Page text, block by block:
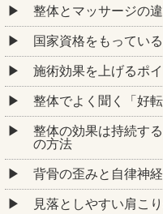
整体とマッサージの
国家資格をもってい
施術効果を上げるポイ
整体でよく聞く「好
整体の効果は持続す
の方法
背骨の歪みと自律神
見落としやすい肩こ